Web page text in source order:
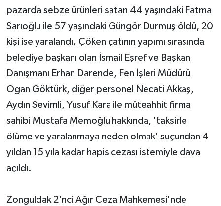
pazarda sebze ürünleri satan 44 yaşındaki Fatma
Sarıoğlu ile 57 yaşındaki Güngör Durmuş öldü, 20
kişi ise yaralandı. Çöken çatının yapımı sırasında
belediye başkanı olan İsmail Eşref ve Başkan
Danışmanı Erhan Darende, Fen İşleri Müdürü
Ogan Göktürk, diğer personel Necati Akkaş,
Aydın Sevimli, Yusuf Kara ile müteahhit firma
sahibi Mustafa Memoğlu hakkında, 'taksirle
ölüme ve yaralanmaya neden olmak' suçundan 4
yıldan 15 yıla kadar hapis cezası istemiyle dava
açıldı.
Zonguldak 2'nci Ağır Ceza Mahkemesi'nde